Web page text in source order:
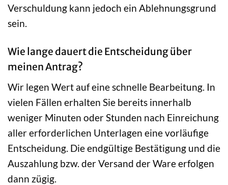
Verschuldung kann jedoch ein Ablehnungsgrund
sein.
Wie lange dauert die Entscheidung über
meinen Antrag?
Wir legen Wert auf eine schnelle Bearbeitung. In
vielen Fällen erhalten Sie bereits innerhalb
weniger Minuten oder Stunden nach Einreichung
aller erforderlichen Unterlagen eine vorläufige
Entscheidung. Die endgültige Bestätigung und die
Auszahlung bzw. der Versand der Ware erfolgen
dann zügig.